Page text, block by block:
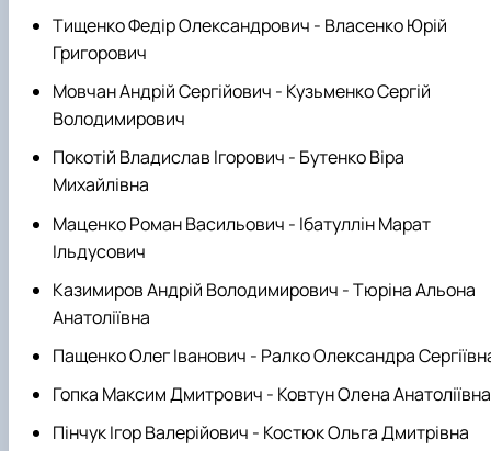
Тищенко Федір Олександрович - Власенко Юрій
Григорович
Мовчан Андрій Сергійович - Кузьменко Сергій
Володимирович
Покотій Владислав Ігорович - Бутенко Віра
Михайлівна
Маценко Роман Васильович - Ібатуллін Марат
Ільдусович
Казимиров Андрій Володимирович - Тюріна Альона
Анатоліївна
Пащенко Олег Іванович - Ралко Олександра
Гопка Максим Дмитрович - Ковтун Олена Анатоліївна
Пінчук Ігор Валерійович - Костюк Ольга Дмитрівна